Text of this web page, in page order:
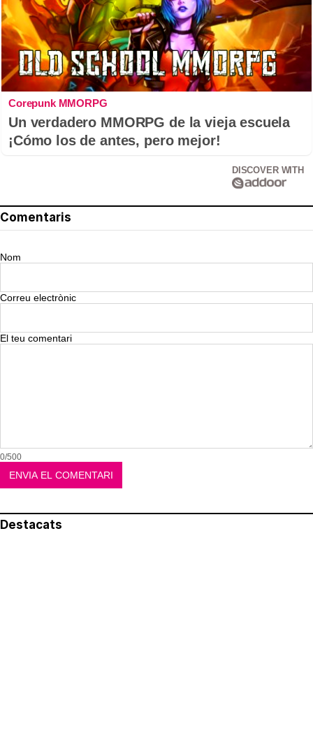
Corepunk MMORPG
Un verdadero MMORPG de la vieja escuela
¡Cómo los de antes, pero mejor!
DISCOVER WITH
Comentaris
Nom
Correu electrònic
El teu comentari
0/500
Destacats